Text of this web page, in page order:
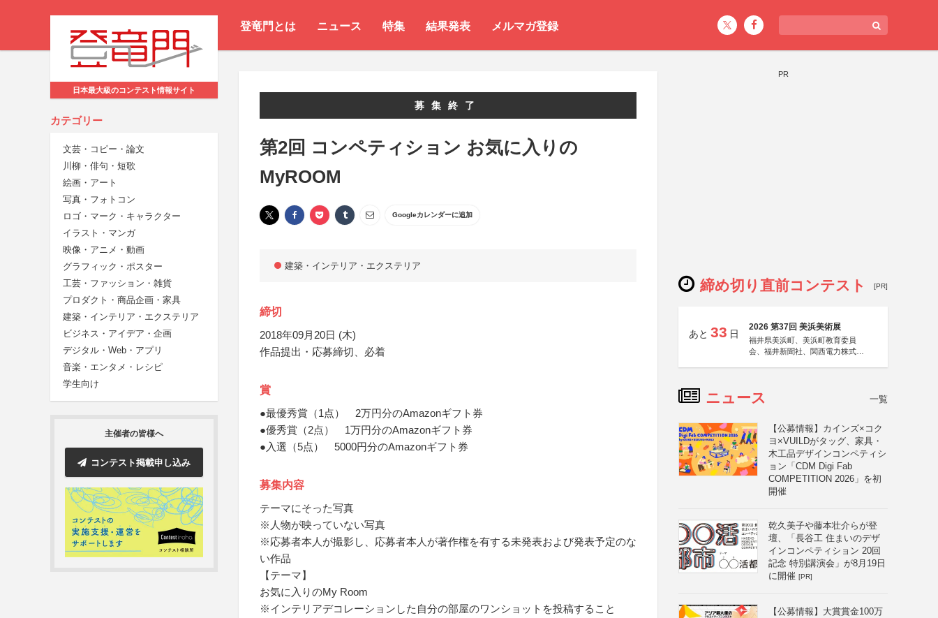
登竜門とは ニュース 特集 結果発表 メルマガ登録
日本最大級のコンテスト情報サイト
カテゴリー
文芸・コピー・論文
川柳・俳句・短歌
絵画・アート
写真・フォトコン
ロゴ・マーク・キャラクター
イラスト・マンガ
映像・アニメ・動画
グラフィック・ポスター
工芸・ファッション・雑貨
プロダクト・商品企画・家具
建築・インテリア・エクステリア
ビジネス・アイデア・企画
デジタル・Web・アプリ
音楽・エンタメ・レシピ
学生向け
主催者の皆様へ
コンテスト掲載申し込み
募集終了
第2回 コンペティション お気に入りの
MyROOM
Googleカレンダーに追加
建築・インテリア・エクステリア
締切
2018年09月20日 (木)
作品提出・応募締切、必着
賞
●最優秀賞（1点） 2万円分のAmazonギフト券
●優秀賞（2点） 1万円分のAmazonギフト券
●入選（5点） 5000円分のAmazonギフト券
募集内容
テーマにそった写真
※人物が映っていない写真
※応募者本人が撮影し、応募者本人が著作権を有する未発表および発表予定のな
い作品
【テーマ】
お気に入りのMy Room
※インテリアデコレーションした自分の部屋のワンショットを投稿すること
PR
締め切り直前コンテスト [PR]
あと 33 日
2026 第37回 美浜美術展
福井県美浜町、美浜町教育委員
会、福井新聞社、関西電力株式会
ニュース 一覧
【公募情報】カインズ×コク
ヨ×VUILDがタッグ、家具・
木工品デザインコンペティシ
ョン「CDM Digi Fab
COMPETITION 2026」を初
開催
乾久美子や藤本壮介らが登
壇、「長谷工 住まいのデザ
インコンペティション 20回
記念 特別講演会」が8月19日
に開催 [PR]
【公募情報】大賞賞金100万